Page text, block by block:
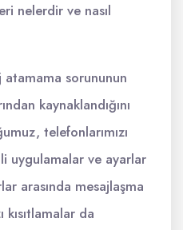
nelerdir ve nasıl
sorununun
kaynaklandığını
telefonlarımızı
uygulamalar ve ayarlar
arasında mesajlaşma
da